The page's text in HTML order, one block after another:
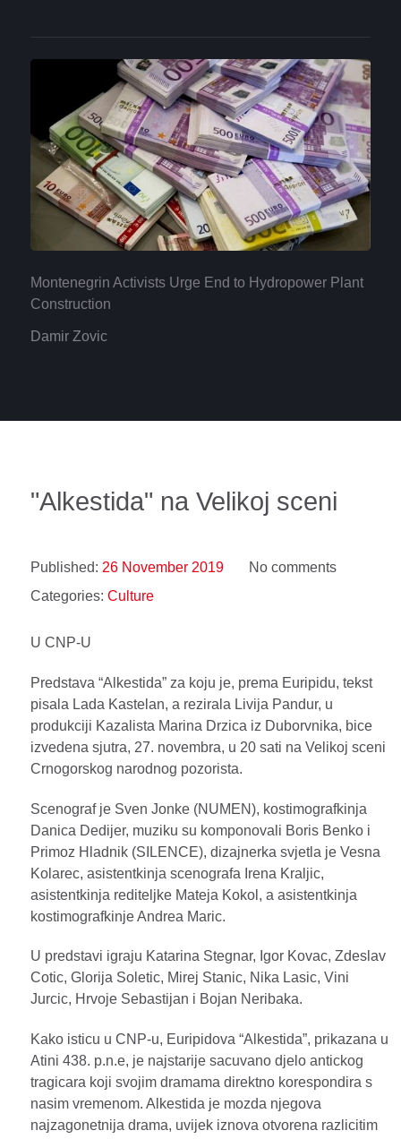
Montenegrin Activists Urge End to Hydropower Plant
Construction
Damir Zovic
"Alkestida" na Velikoj sceni
Published: 26 November 2019
No comments
Categories: Culture
U CNP-U
Predstava “Alkestida” za koju je, prema Euripidu, tekst
pisala Lada Kastelan, a rezirala Livija Pandur, u
produkciji Kazalista Marina Drzica iz Duborvnika, bice
izvedena sjutra, 27. novembra, u 20 sati na Velikoj sceni
Crnogorskog narodnog pozorista.
Scenograf je Sven Jonke (NUMEN), kostimografkinja
Danica Dedijer, muziku su komponovali Boris Benko i
Primoz Hladnik (SILENCE), dizajnerka svjetla je Vesna
Kolarec, asistentkinja scenografa Irena Kraljic,
asistentkinja rediteljke Mateja Kokol, a asistentkinja
kostimografkinje Andrea Maric.
U predstavi igraju Katarina Stegnar, Igor Kovac, Zdeslav
Cotic, Glorija Soletic, Mirej Stanic, Nika Lasic, Vini
Jurcic, Hrvoje Sebastijan i Bojan Neribaka.
Kako isticu u CNP-u, Euripidova “Alkestida”, prikazana u
Atini 438. p.n.e, je najstarije sacuvano djelo antickog
tragicara koji svojim dramama direktno korespondira s
nasim vremenom. Alkestida je mozda njegova
najzagonetnija drama, uvijek iznova otvorena razlicitim